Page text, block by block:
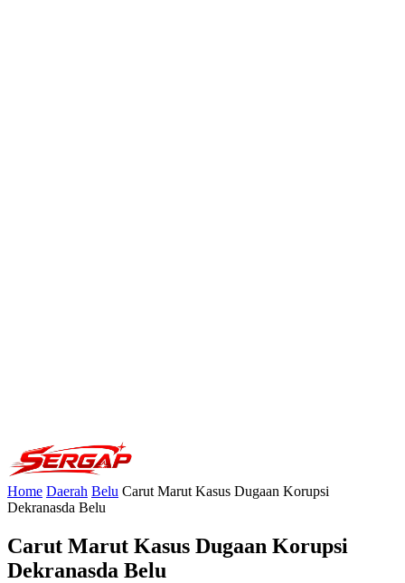
Home Daerah Belu Carut Marut Kasus Dugaan Korupsi
Dekranasda Belu
Carut Marut Kasus Dugaan Korupsi
Dekranasda Belu